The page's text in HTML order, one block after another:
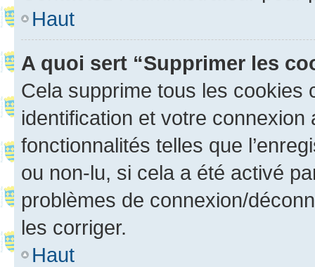
Haut
A quoi sert “Supprimer les
Cela supprime tous les cookies
identification et votre
fonctionnalités telles que
ou non-lu, si cela a été activé
problèmes de connexion/
les corriger.
Haut